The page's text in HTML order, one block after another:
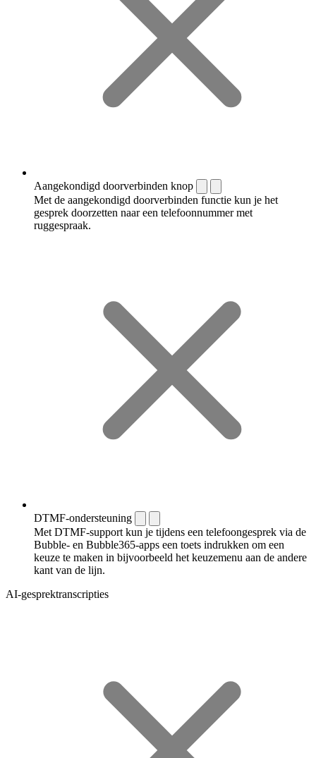
Aangekondigd doorverbinden knop
Met de aangekondigd doorverbinden functie kun je het
gesprek doorzetten naar een telefoonnummer met
ruggespraak.
DTMF-ondersteuning
Met DTMF-support kun je tijdens een telefoongesprek via de
Bubble- en Bubble365-apps een toets indrukken om een
keuze te maken in bijvoorbeeld het keuzemenu aan de andere
kant van de lijn.
AI-gesprektranscripties